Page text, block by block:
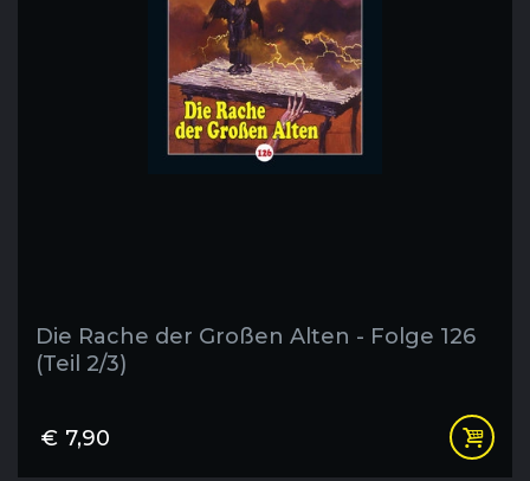
Die Rache der Großen Alten - Folge 126
(Teil 2/3)
€ 7,90